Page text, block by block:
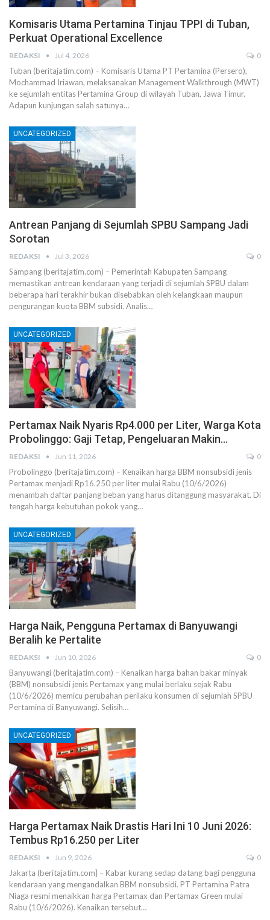
Komisaris Utama Pertamina Tinjau TPPI di Tuban,
Perkuat Operational Excellence
REDAKSI Jul 4, 2026 0
Tuban (beritajatim.com) – Komisaris Utama PT Pertamina (Persero),
Mochammad Iriawan, melaksanakan Management Walkthrough (MWT)
ke sejumlah entitas Pertamina Group di wilayah Tuban, Jawa Timur.
Adapun kunjungan salah satunya…
UNCATEGORIZED
Antrean Panjang di Sejumlah SPBU Sampang Jadi
Sorotan
REDAKSI Jul 3, 2026 0
Sampang (beritajatim.com) – Pemerintah Kabupaten Sampang
memastikan antrean kendaraan yang terjadi di sejumlah SPBU dalam
beberapa hari terakhir bukan disebabkan oleh kelangkaan maupun
pengurangan kuota BBM subsidi. Analis…
UNCATEGORIZED
Pertamax Naik Nyaris Rp4.000 per Liter, Warga Kota
Probolinggo: Gaji Tetap, Pengeluaran Makin…
REDAKSI Jun 11, 2026 0
Probolinggo (beritajatim.com) – Kenaikan harga BBM nonsubsidi jenis
Pertamax menjadi Rp16.250 per liter mulai Rabu (10/6/2026)
menambah daftar panjang beban yang harus ditanggung masyarakat. Di
tengah harga kebutuhan pokok yang…
UNCATEGORIZED
Harga Naik, Pengguna Pertamax di Banyuwangi
Beralih ke Pertalite
REDAKSI Jun 10, 2026 0
Banyuwangi (beritajatim.com) – Kenaikan harga bahan bakar minyak
(BBM) nonsubsidi jenis Pertamax yang mulai berlaku sejak Rabu
(10/6/2026) memicu perubahan perilaku konsumen di sejumlah SPBU
Pertamina di Banyuwangi. Selisih…
UNCATEGORIZED
Harga Pertamax Naik Drastis Hari Ini 10 Juni 2026:
Tembus Rp16.250 per Liter
REDAKSI Jun 9, 2026 0
Jakarta (beritajatim.com} – Kabar kurang sedap datang bagi pengguna
kendaraan yang mengandalkan BBM nonsubsidi. PT Pertamina Patra
Niaga resmi menaikkan harga Pertamax dan Pertamax Green mulai
Rabu (10/6/2026). Kenaikan tersebut…